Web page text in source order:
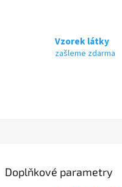
Vzorek látky
zašleme zdarma
Doplňkové parametry